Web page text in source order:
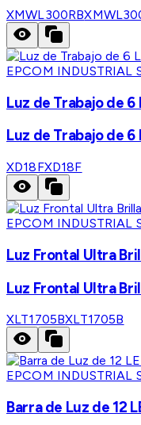
XMWL300RB
EPCOM INDUSTRIAL
Luz de Trabajo de
Luz de Trabajo de
XD18FXD18F
EPCOM INDUSTRIAL
Luz Frontal Ultra
Luz Frontal Ultra
XLT1705BXLT1705B
EPCOM INDUSTRIAL
Barra de Luz de 12